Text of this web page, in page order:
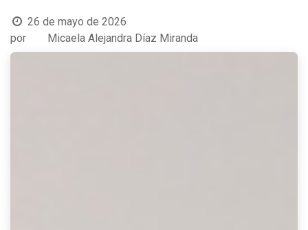
26 de mayo de 2026
por
Micaela Alejandra Díaz Miranda